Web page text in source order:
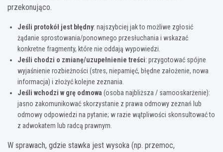
przekonująco.
Jeśli protokół jest błędny: najszybciej jak to możliwe zgłosić
żądanie sprostowania/ponownego przesłuchania i wskazać
konkretne fragmenty, które nie oddają wypowiedzi.
Jeśli chodzi o zmianę/uzupełnienie treści: przygotować spójne
wyjaśnienie rozbieżności (stres, niepamięć, błędne założenie, nowa
informacja) i złożyć kolejne zeznania.
Jeśli wchodzi w grę odmowa (osoba najbliższa / samooskarżenie):
jasno zakomunikować skorzystanie z prawa odmowy zeznań lub
odmowy odpowiedzi na pytanie; w razie wątpliwości skonsultować to
z adwokatem lub radcą prawnym.
W sprawach, gdzie stawka jest wysoka (np. przemoc,